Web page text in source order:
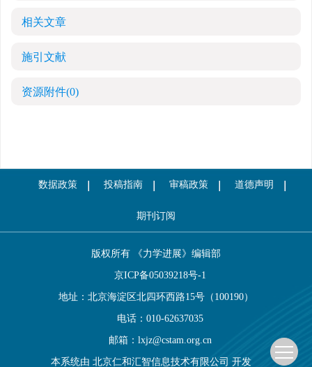
相关文章
施引文献
资源附件(0)
数据政策 投稿指南 审稿政策 道德声明
期刊订阅
版权所有 《力学进展》编辑部
京ICP备05039218号-1
地址：北京海淀区北四环西路15号（100190）
电话：010-62637035
邮箱： lxjz@cstam.org.cn
本系统由 北京仁和汇智信息技术有限公司 开发